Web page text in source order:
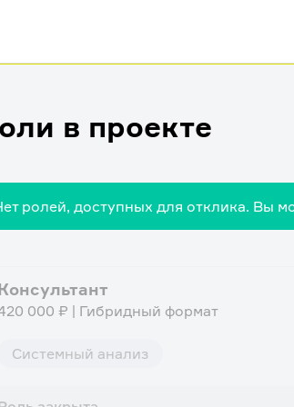
в проекте
ролей, доступных для отклика. Вы
000 ₽ | Гибридный формат
Системный анализ